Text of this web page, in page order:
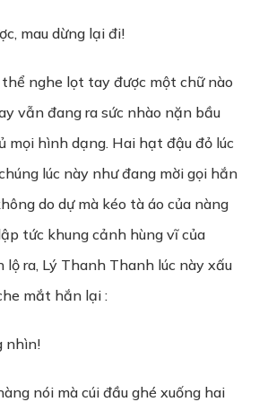
mau dừng lại đi!
nghe lọt tay được một chữ nào
vẫn đang ra sức nhào nặn bầu
mọi hình dạng. Hai hạt đậu đỏ lúc
lúc này như đang mời gọi hắn
do dự mà kéo tà áo của nàng
tức khung cảnh hùng vĩ của
lộ ra, Lý Thanh Thanh lúc này xấu
mắt hắn lại :
nhìn!
nói mà cúi đầu ghé xuống hai